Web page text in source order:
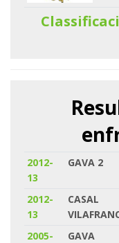
2012-
13
GAVA 2
2012-
13
CASAL
2005-
GAVA